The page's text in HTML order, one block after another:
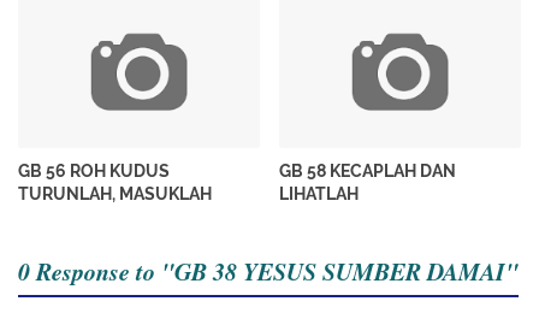
GB 56 ROH KUDUS
TURUNLAH, MASUKLAH
GB 58 KECAPLAH DAN
LIHATLAH
0 Response to "GB 38 YESUS SUMBER DAMAI"